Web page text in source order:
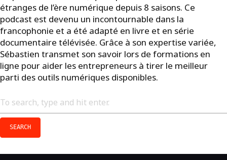
étranges de l’ère numérique depuis 8 saisons. Ce
podcast est devenu un incontournable dans la
francophonie et a été adapté en livre et en série
documentaire télévisée. Grâce à son expertise variée,
Sébastien transmet son savoir lors de formations en
ligne pour aider les entrepreneurs à tirer le meilleur
parti des outils numériques disponibles.
SEARCH